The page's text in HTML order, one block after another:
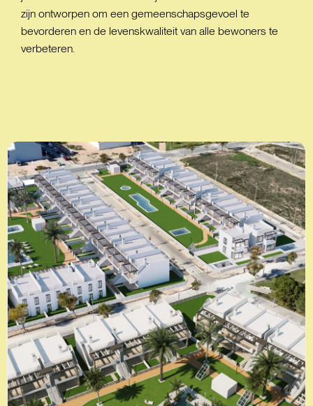
zijn ontworpen om een gemeenschapsgevoel te
bevorderen en de levenskwaliteit van alle bewoners te
verbeteren.